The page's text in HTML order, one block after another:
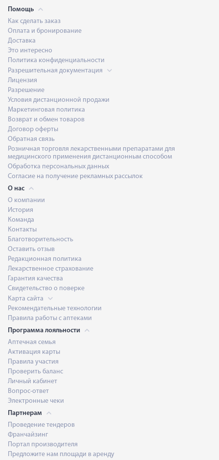
Помощь
Как сделать заказ
Оплата и бронирование
Доставка
Это интересно
Политика конфиденциальности
Разрешительная документация
Лицензия
Разрешение
Условия дистанционной продажи
Маркетинговая политика
Возврат и обмен товаров
Договор оферты
Обратная связь
Розничная торговля лекарственными препаратами для
медицинского применения дистанционным способом
Обработка персональных данных
Согласие на получение рекламных рассылок
О нас
О компании
История
Команда
Контакты
Благотворительность
Оставить отзыв
Редакционная политика
Лекарственное страхование
Гарантия качества
Свидетельство о поверке
Карта сайта
Рекомендательные технологии
Правила работы с аптеками
Программа лояльности
Аптечная семья
Активация карты
Правила участия
Проверить баланс
Личный кабинет
Вопрос-ответ
Электронные чеки
Партнерам
Проведение тендеров
Франчайзинг
Портал производителя
Предложите нам площади в аренду